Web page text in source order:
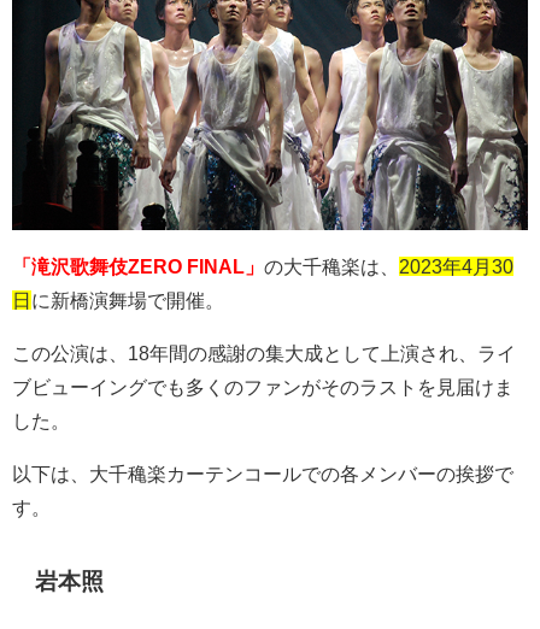
「滝沢歌舞伎ZERO FINAL」 の大千穐楽は、 2023年4月30
日 に新橋演舞場で開催。
この公演は、 18年間の感謝の集大成として上演され、ライ
ブビューイングでも多くのファンがそのラストを見届けま
した。
以下は、大千穐楽カーテンコールでの各メンバーの挨拶で
す。
岩本照